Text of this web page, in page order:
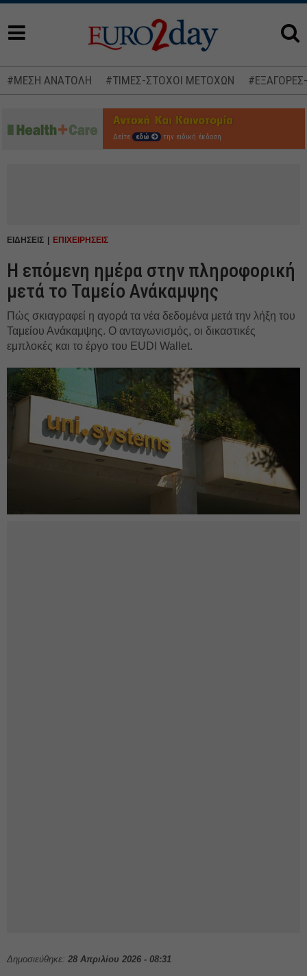
#ΜΕΣΗ ΑΝΑΤΟΛΗ #ΤΙΜΕΣ-ΣΤΟΧΟΙ ΜΕΤΟΧΩΝ
Δείτε εδώ την ειδική έκδοση
ΕΙΔΗΣΕΙΣ ΕΠΙΧΕΙΡΗΣΕΙΣ
Η επόμενη ημέρα στην πληροφορική
μετά το Ταμείο Ανάκαμψης
Πώς σκιαγραφεί η αγορά τα νέα δεδομένα μετά την λήξη του
Ταμείου Ανάκαμψης. Ο ανταγωνισμός, οι δικαστικές
εμπλοκές και το έργο του EUDI Wallet.
Δημοσιεύθηκε: 28 Απριλίου 2026 - 08:31